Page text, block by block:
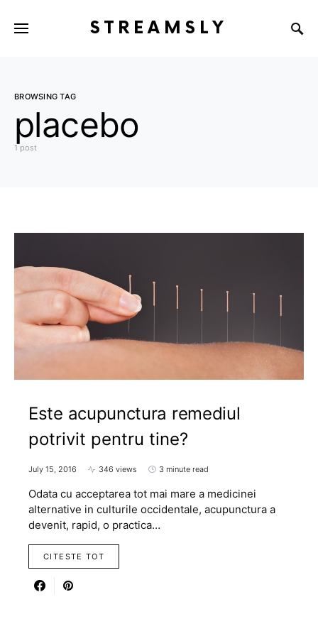
STREAMSLY
BROWSING TAG
placebo
1 post
Este acupunctura remediul
potrivit pentru tine?
July 15, 2016 346 views 3 minute read
Odata cu acceptarea tot mai mare a medicinei
alternative in culturile occidentale, acupunctura a
devenit, rapid, o practica…
CITESTE TOT